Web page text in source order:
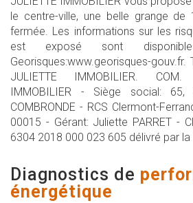
le centre-ville, une belle grange
fermée. Les informations sur les
est exposé sont
Georisques:www.georisques-
JULIETTE IMMOBILIER. COM.
IMMOBILIER - Siège social:
COMBRONDE - RCS Clermont-
00015 - Gérant: Juliette PARRET -
6304 2018 000 023 605 délivré par la
diagnostics de
énergétique